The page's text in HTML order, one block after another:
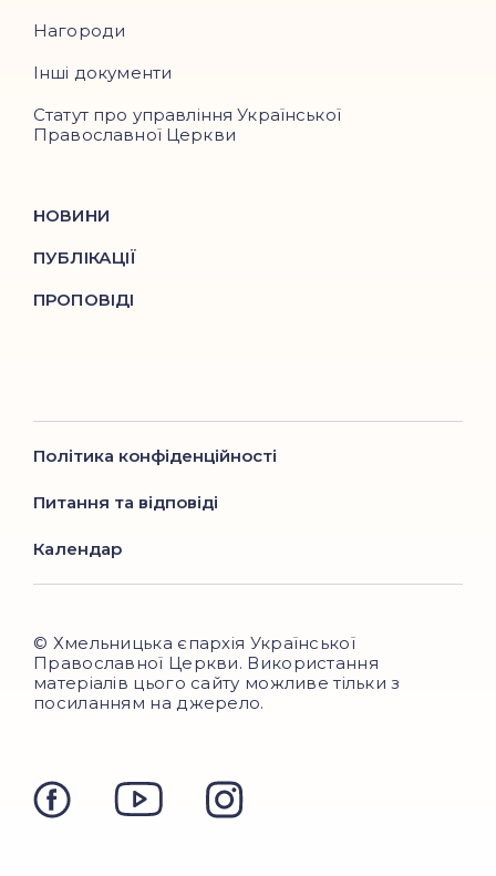
Нагороди
Інші документи
Статут про управління Української
Православної Церкви
НОВИНИ
ПУБЛІКАЦІЇ
ПРОПОВІДІ
Політика конфіденційності
Питання та відповіді
Календар
© Хмельницька єпархія Української
Православної Церкви. Використання
матеріалів цього сайту можливе тільки з
посиланням на джерело.